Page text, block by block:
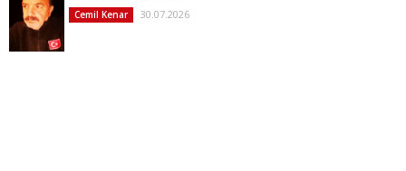
Cemil Kenar 30.07.2026